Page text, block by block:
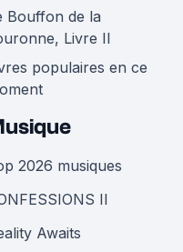
Bouffon de la
Livre II
populaires en ce
2026 musiques
II
Awaits